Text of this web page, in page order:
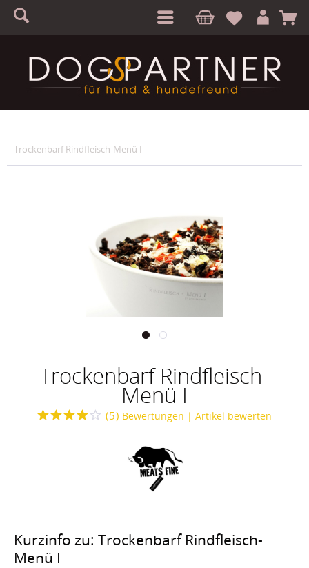
S A
Trockenbarf Rindfleisch-Menü I
Trockenbarf Rindfleisch-
Menü I
(5) Bewertungen | Artikel bewerten
Kurzinfo zu: Trockenbarf Rindfleisch-
Menü I